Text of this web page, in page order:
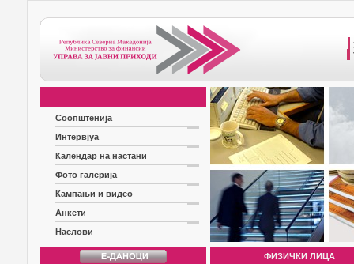
Соопштенија
Интервјуа
Календар на настани
Фото галерија
Кампањи и видео
Анкети
Наслови
ФИЗИЧКИ ЛИЦА